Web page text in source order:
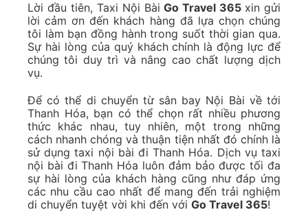
Lời đầu tiên, Taxi Nội BàiGo Travel 365 xin gửi
lời cảm ơn đến khách hàng đã lựa chọn chúng
tôi làm bạn đồng hành trong suốt thời gian qua.
Sự hài lòng của quý khách chính là động lực để
chúng tôi duy trì và nâng cao chất lượng dịch
vụ.
Để có thể di chuyển từ sân bay Nội Bài về tới
Thanh Hóa, bạn có thể chọn rất nhiều phương
thức khác nhau, tuy nhiên, một trong những
cách nhanh chóng và thuận tiện nhất đó chính là
sử dụng taxi nội bài đi Thanh Hóa. Dịch vụ taxi
nội bài đi Thanh Hóa luôn đảm bảo được tối đa
sự hài lòng của khách hàng cũng như đáp ứng
các nhu cầu cao nhất để mang đến trải nghiệm
di chuyển tuyệt vời khi đến với Go Travel 365!